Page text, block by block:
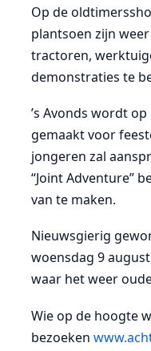
Op de
plantsoen zijn
tractoren,
demonstraties te
’s Avonds wordt
gemaakt voor
jongeren zal
“Joint Adventure”
van te maken.
Nieuwsgierig
woensdag 9
waar het weer
Wie op de hoogte
bezoeken